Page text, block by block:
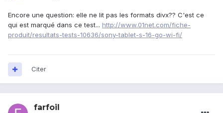
Encore une question: elle ne lit pas les formats divx?? C'est ce
qui est marqué dans ce test... http://www.01net.com/fiche-
produit/resultats-tests-10636/sony-tablet-s-16-go-wi-fi/
Citer
farfoil